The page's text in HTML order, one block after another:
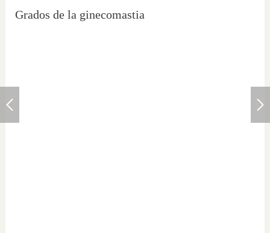
Grados de la ginecomastia